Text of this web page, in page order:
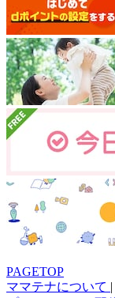
PAGETOP
ママテナについて |